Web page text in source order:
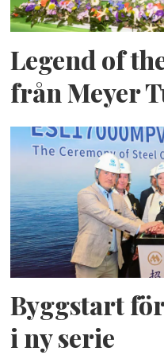
Legend of
från Meyer
Byggstart
i ny serie